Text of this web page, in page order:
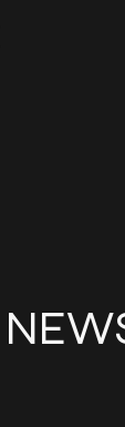
NEWS